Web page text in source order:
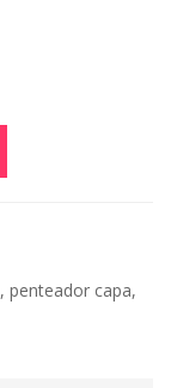
, penteador capa,